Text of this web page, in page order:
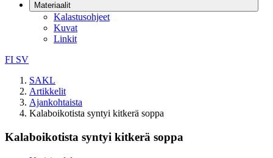
Materiaalit
Kalastusohjeet
Kuvat
Linkit
FI SV
SAKL
Artikkelit
Ajankohtaista
Kalaboikotista syntyi kitkerä soppa
Kalaboikotista syntyi kitkerä soppa